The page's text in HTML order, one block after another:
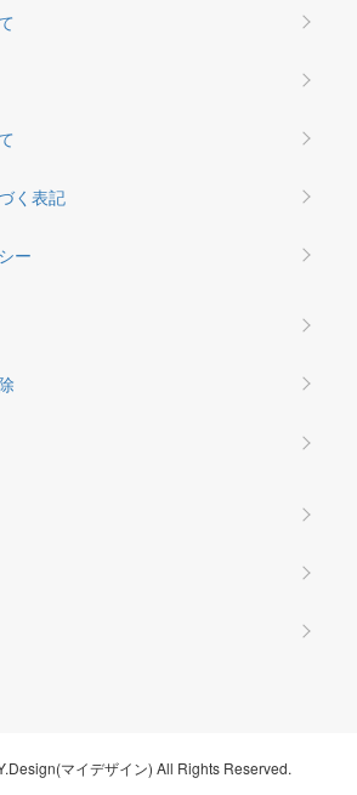
く表記
ー
マイデザイン) All Rights Reserved.